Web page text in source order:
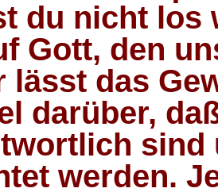
du nicht los
Gott, den
lässt das
darüber,
sind
werden.